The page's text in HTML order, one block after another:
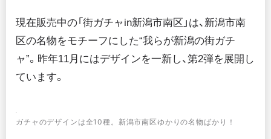
現在販売中の「街ガチャin新潟市南区」は、新潟市南
区の名物をモチーフにした“我らが新潟の街ガチ
ャ”。昨年11月にはデザインを一新し、第2弾を展開し
ています。
ガチャのデザインは全10種。新潟市南区ゆかりの名物ばかり！